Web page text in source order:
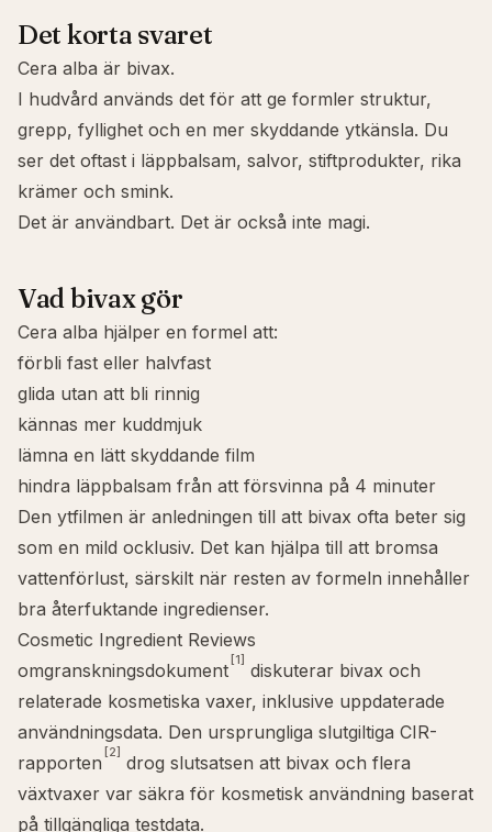
Det korta svaret
Cera alba är bivax.
I hudvård används det för att ge formler struktur,
grepp, fyllighet och en mer skyddande ytkänsla. Du
ser det oftast i läppbalsam, salvor, stiftprodukter, rika
krämer och smink.
Det är användbart. Det är också inte magi.
Vad bivax gör
Cera alba hjälper en formel att:
förbli fast eller halvfast
glida utan att bli rinnig
kännas mer kuddmjuk
lämna en lätt skyddande film
hindra läppbalsam från att försvinna på 4 minuter
Den ytfilmen är anledningen till att bivax ofta beter sig
som en mild ocklusiv. Det kan hjälpa till att bromsa
vattenförlust, särskilt när resten av formeln innehåller
bra återfuktande ingredienser.
Cosmetic Ingredient Reviews
omgranskningsdokument [1] diskuterar bivax och
relaterade kosmetiska vaxer, inklusive uppdaterade
användningsdata. Den ursprungliga slutgiltiga CIR-
rapporten [2] drog slutsatsen att bivax och flera
växtvaxer var säkra för kosmetisk användning baserat
på tillgängliga testdata.